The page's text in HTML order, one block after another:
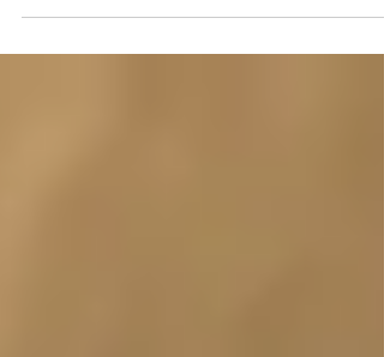
messer-modelle-von-culilux-berkel-lion-sabatier-